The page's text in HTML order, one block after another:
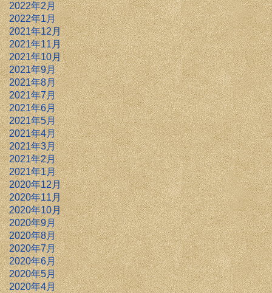
2022年2月
2022年1月
2021年12月
2021年11月
2021年10月
2021年9月
2021年8月
2021年7月
2021年6月
2021年5月
2021年4月
2021年3月
2021年2月
2021年1月
2020年12月
2020年11月
2020年10月
2020年9月
2020年8月
2020年7月
2020年6月
2020年5月
2020年4月